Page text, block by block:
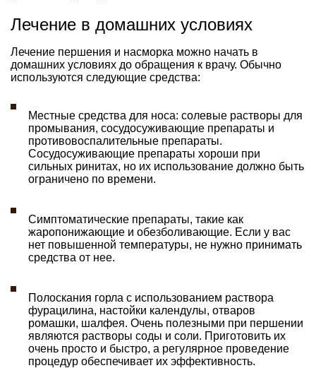
Лечение в домашних условиях
Лечение першения и насморка можно начать в
домашних условиях до обращения к врачу. Обычно
используются следующие средства:
Местные средства для носа: солевые растворы для
промывания, сосудосуживающие препараты и
противовоспалительные препараты.
Сосудосуживающие препараты хороши при
сильных ринитах, но их использование должно быть
ограничено по времени.
Симптоматические препараты, такие как
жаропонижающие и обезболивающие. Если у вас
нет повышенной температуры, не нужно принимать
средства от нее.
Полоскания горла с использованием раствора
фурацилина, настойки календулы, отваров
ромашки, шалфея. Очень полезными при першении
являются растворы соды и соли. Приготовить их
очень просто и быстро, а регулярное проведение
процедур обеспечивает их эффективность.